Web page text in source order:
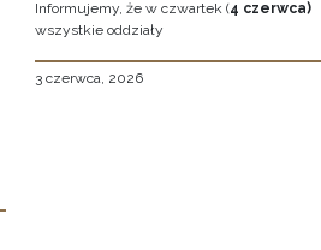
Informujemy, że w czwartek (4 czerwca)
wszystkie oddziały
3 czerwca, 2026